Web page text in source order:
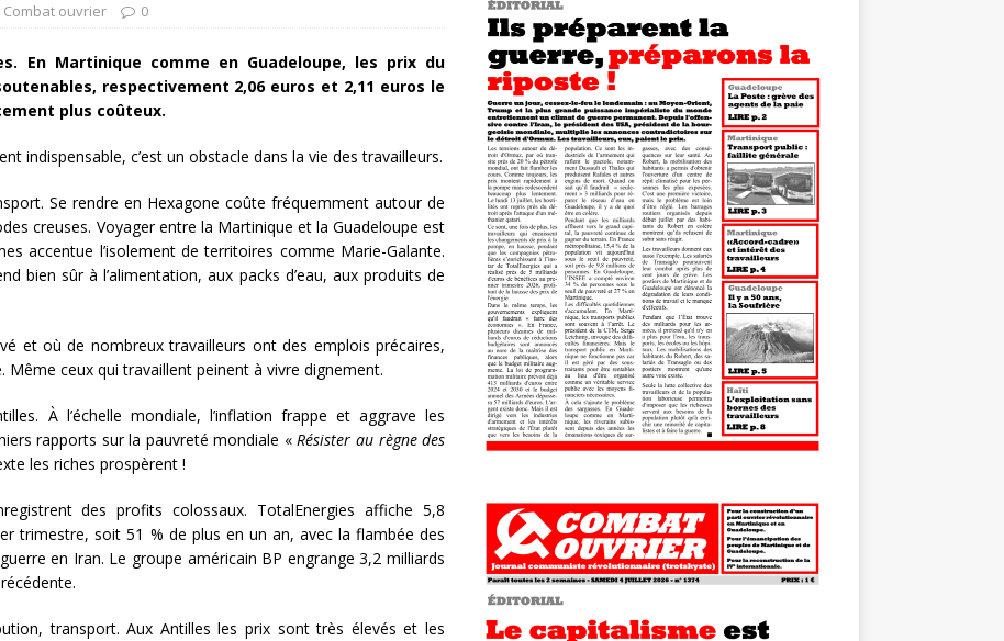
Combat ouvrier 0
En Martinique comme en Guadeloupe, les prix du
respectivement 2,06 euros et 2,11 euros le
plus coûteux.
indispensable, c’est un obstacle dans la vie des travailleurs.
Se rendre en Hexagone coûte fréquemment autour de
creuses. Voyager entre la Martinique et la Guadeloupe est
accentue l’isolement de territoires comme Marie-Galante.
bien sûr à l’alimentation, aux packs d’eau, aux produits de
et où de nombreux travailleurs ont des emplois précaires,
ceux qui travaillent peinent à vivre dignement.
À l’échelle mondiale, l’inflation frappe et aggrave les
rapports sur la pauvreté mondiale «Résister au règne des
les riches prospèrent !
des profits colossaux. TotalEnergies affiche 5,8
trimestre, soit 51 % de plus en un an, avec la flambée des
en Iran. Le groupe américain BP engrange 3,2 milliards
transport. Aux Antilles les prix sont très élevés et les